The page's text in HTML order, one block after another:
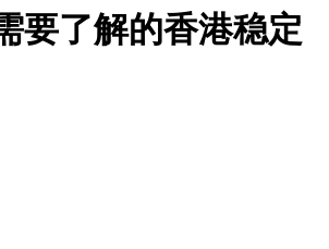
要了解的香港稳定